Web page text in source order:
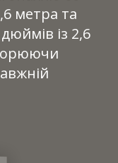
метра та
із 2,6